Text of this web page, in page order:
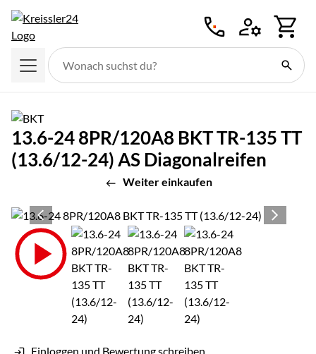
13.6-24 8PR/120A8 BKT TR-135 TT
(13.6/12-24) AS Diagonalreifen
Weiter einkaufen
Produktgalerie
Zur Kaufbox springen
Einloggen und Bewertung schreiben